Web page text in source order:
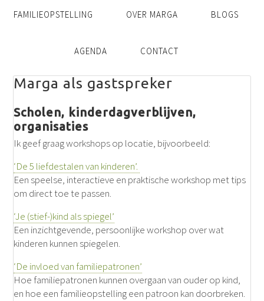
FAMILIEOPSTELLING OVER MARGA BLOGS
AGENDA CONTACT
Marga als gastspreker
Scholen, kinderdagverblijven,
organisaties
Ik geef graag workshops op locatie, bijvoorbeeld:
‘De 5 liefdestalen van kinderen’.
Een speelse, interactieve en praktische workshop met tips
om direct toe te passen.
‘Je (stief-)kind als spiegel’
Een inzichtgevende, persoonlijke workshop over wat
kinderen kunnen spiegelen.
‘De invloed van familiepatronen’
Hoe familiepatronen kunnen overgaan van ouder op kind,
en hoe een familieopstelling een patroon kan doorbreken.